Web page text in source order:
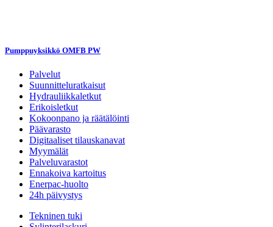
Pumppuyksikkö OMFB PW
Palvelut
Suunnitteluratkaisut
Hydrauliikkaletkut
Erikoisletkut
Kokoonpano ja räätälöinti
Päävarasto
Digitaaliset tilauskanavat
Myymälät
Palveluvarastot
Ennakoiva kartoitus
Enerpac-huolto
24h päivystys
Tekninen tuki